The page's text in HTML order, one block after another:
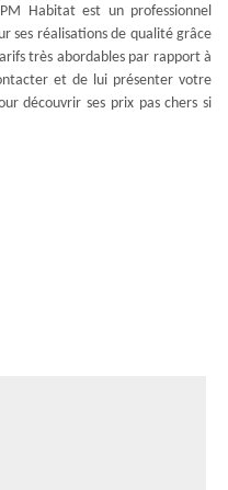
Habitat est un professionnel
ses réalisations de qualité grâce
très abordables par rapport à
et de lui présenter votre
découvrir ses prix pas chers si